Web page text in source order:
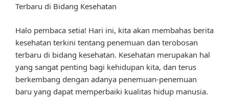
Terbaru di Bidang Kesehatan
Halo pembaca setia! Hari ini, kita akan membahas berita
kesehatan terkini tentang penemuan dan terobosan
terbaru di bidang kesehatan. Kesehatan merupakan hal
yang sangat penting bagi kehidupan kita, dan terus
berkembang dengan adanya penemuan-penemuan
baru yang dapat memperbaiki kualitas hidup manusia.